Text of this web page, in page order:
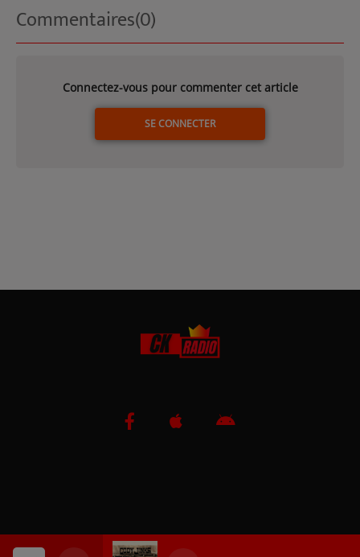
Commentaires(0)
Connectez-vous pour commenter cet article
SE CONNECTER